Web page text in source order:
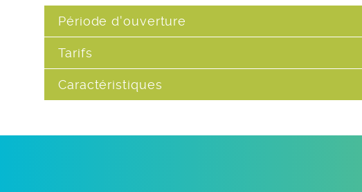
Période d'ouverture
Tarifs
Caractéristiques